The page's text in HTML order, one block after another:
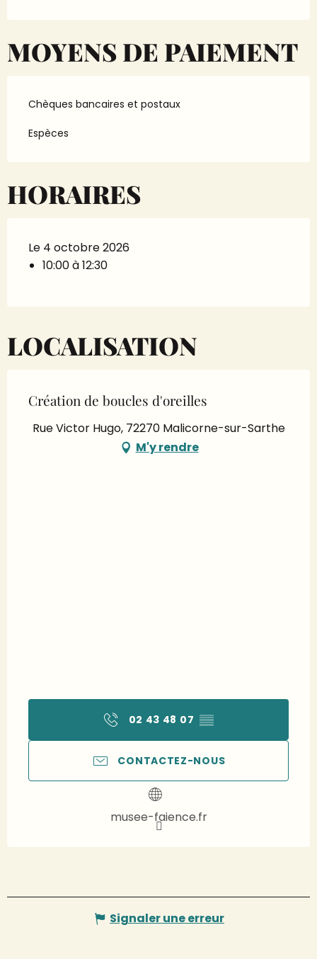
MOYENS DE PAIEMENT
Chèques bancaires et postaux
Espèces
HORAIRES
Le 4 octobre 2026
10:00 à 12:30
LOCALISATION
Création de boucles d'oreilles
Rue Victor Hugo, 72270 Malicorne-sur-Sarthe
M'y rendre
02 43 48 07 ▒▒
CONTACTEZ-NOUS
musee-faience.fr
Signaler une erreur